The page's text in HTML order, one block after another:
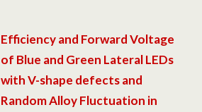
Efficiency and Forward Voltage
of Blue and Green Lateral LEDs
with V-shape defects and
Random Alloy Fluctuation in